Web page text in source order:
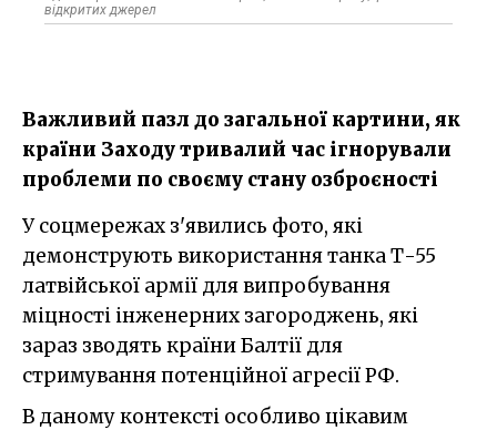
відкритих джерел
Важливий пазл до загальної картини, як
країни Заходу тривалий час ігнорували
проблеми по своєму стану озброєності
У соцмережах з'явились фото, які
демонструють використання танка Т-55
латвійської армії для випробування
міцності інженерних загороджень, які
зараз зводять країни Балтії для
стримування потенційної агресії РФ.
В даному контексті особливо цікавим